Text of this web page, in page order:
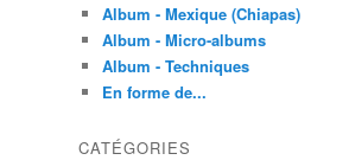
Album - Mexique (Chiapas)
Album - Micro-albums
Album - Techniques
En forme de...
CATÉGORIES